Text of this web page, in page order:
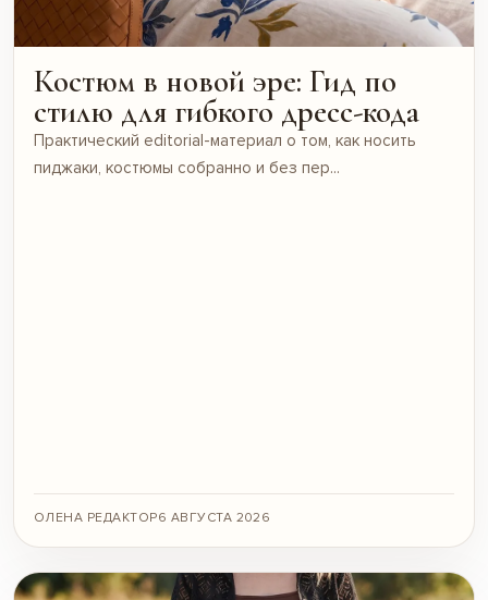
Костюм в новой эре: Гид по
стилю для гибкого дресс-кода
Практический editorial-материал о том, как носить
пиджаки, костюмы собранно и без пер...
ОЛЕНА РЕДАКТОР6 АВГУСТА 2026